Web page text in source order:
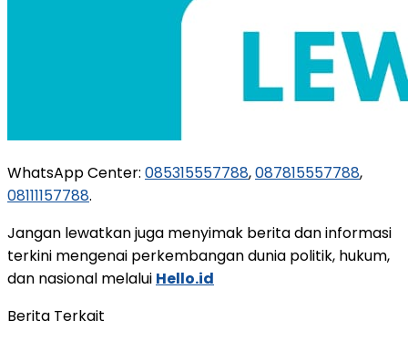
WhatsApp Center: 085315557788,087815557788,
08111157788.
Jangan lewatkan juga menyimak berita dan informasi
terkini mengenai perkembangan dunia politik, hukum,
dan nasional melalui Hello.id
Berita Terkait